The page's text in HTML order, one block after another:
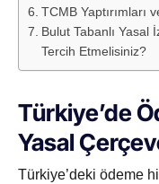
TCMB Yaptırımları
Bulut Tabanlı Yasal
Tercih Etmelisiniz?
Türkiye’de
Yasal
Türkiye’deki ödeme